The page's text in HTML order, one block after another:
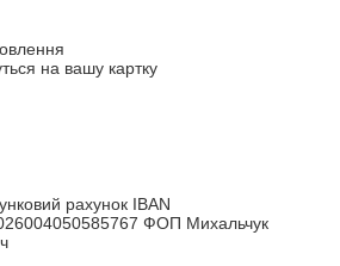
на вашу картку
рахунок IBAN
ФОП Михальчук